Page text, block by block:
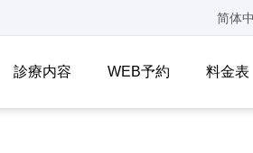
简体
診療内容 WEB予約 料金表